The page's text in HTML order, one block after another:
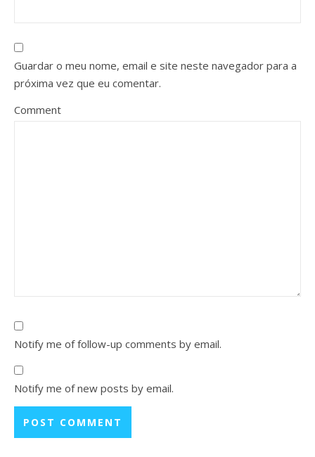
Guardar o meu nome, email e site neste navegador para a
próxima vez que eu comentar.
Comment
Notify me of follow-up comments by email.
Notify me of new posts by email.